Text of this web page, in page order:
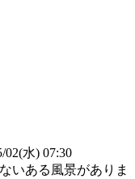
水) 07:30
いある風景がありま